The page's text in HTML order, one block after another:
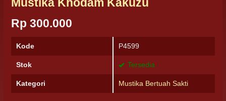
Rp 300.000
Kode P4599
Stok Tersedia
Kategori Mustika Bertuah Sakti